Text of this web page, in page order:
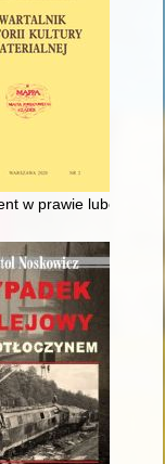
na podstawie
w prawie lubeckim :